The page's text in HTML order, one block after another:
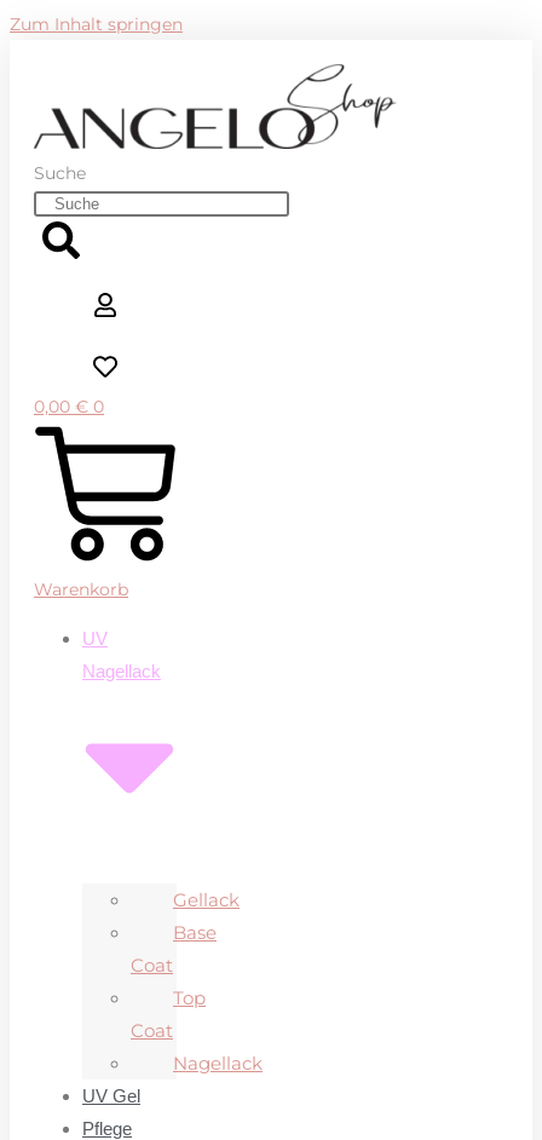
Zum Inhalt springen
Suche
0,00 € 0
Warenkorb
UV
Nagellack
Gellack
Base
Coat
Top
Coat
Nagellack
UV Gel
Pflege